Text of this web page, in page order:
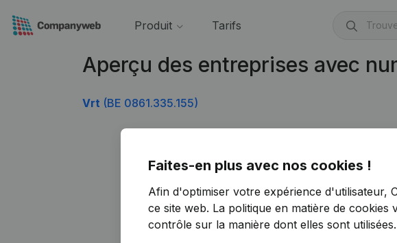
Produit Tarifs
Aperçu des entreprises avec
Vrt (BE 0861.335.155)
Faites-en plus avec nos cookies !
Afin d'optimiser votre expérience d'utilisateur,
ce site web. La politique en matière de cookies
contrôle sur la manière dont elles sont utilisées.